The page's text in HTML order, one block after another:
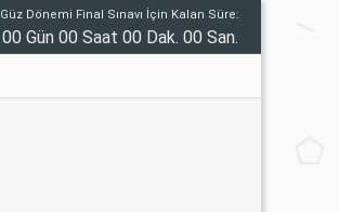
Güz Dönemi Final Sınavı İçin Kalan Süre:
00 Gün 00 Saat 00 Dak. 00 San.